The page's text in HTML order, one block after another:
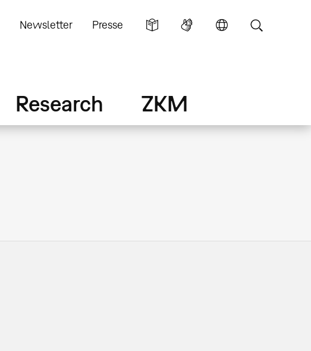
Newsletter Presse
Research ZKM